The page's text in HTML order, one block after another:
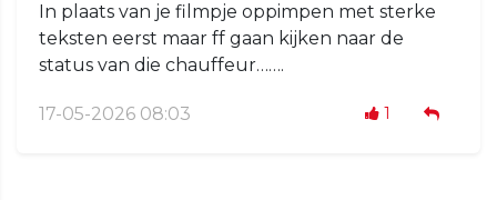
In plaats van je filmpje oppimpen met sterke
teksten eerst maar ff gaan kijken naar de
status van die chauffeur…….
17-05-2026 08:03 1